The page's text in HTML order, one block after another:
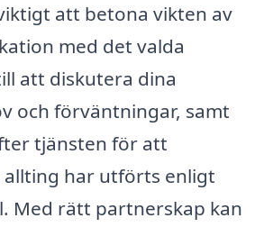
att betona vikten av
med det valda
att diskutera dina
och förväntningar, samt
tjänsten för att
allting har utförts enligt
Med rätt partnerskap kan